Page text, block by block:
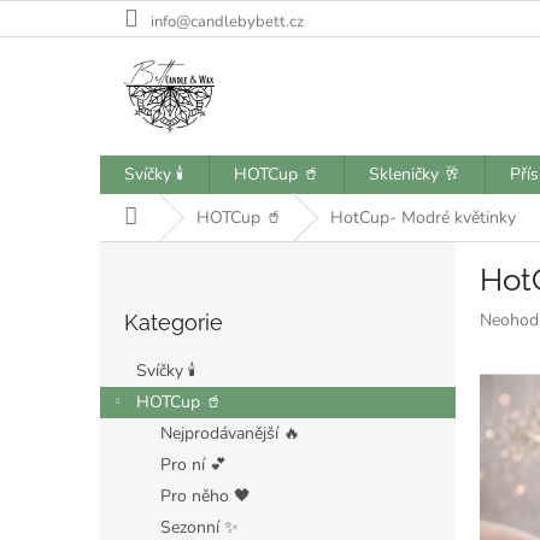
na
info@candlebybett.cz
Svíčky 🕯️ HOTCup 🥤 Skleničky 🥂
Domů HOTCup 🥤 HotCup- Modré květinky
a
n
kategorie
Kategorie
Svíčky 🕯️
HOTCup 🥤
Nejprodávanější 🔥
Pro ní 💕
Pro něho 🖤
Sezonní ✨
0,0